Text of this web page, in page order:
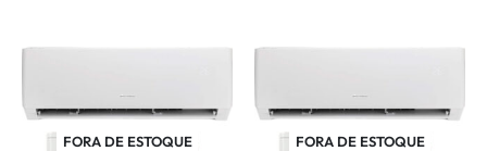
FORA DE ESTOQUE FORA DE ESTOQUE